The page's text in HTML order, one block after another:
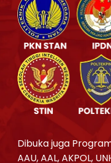
Dibuka juga
AAU, AAL, AKPOL,